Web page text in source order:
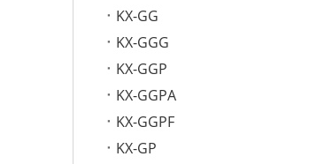
KX-GG
KX-GGG
KX-GGP
KX-GGPA
KX-GGPF
KX-GP